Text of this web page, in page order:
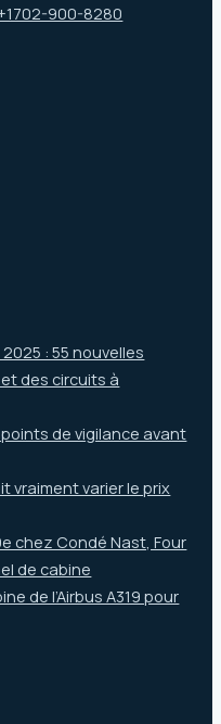
900-8280
: 55 nouvelles
des circuits à
de vigilance avant
vraiment varier le prix
chez Condé Nast, Four
de cabine
de l’Airbus A319 pour